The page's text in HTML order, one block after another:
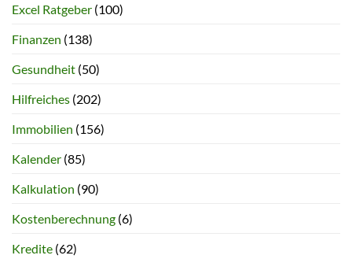
Excel Ratgeber (100)
Finanzen (138)
Gesundheit (50)
Hilfreiches (202)
Immobilien (156)
Kalender (85)
Kalkulation (90)
Kostenberechnung (6)
Kredite (62)